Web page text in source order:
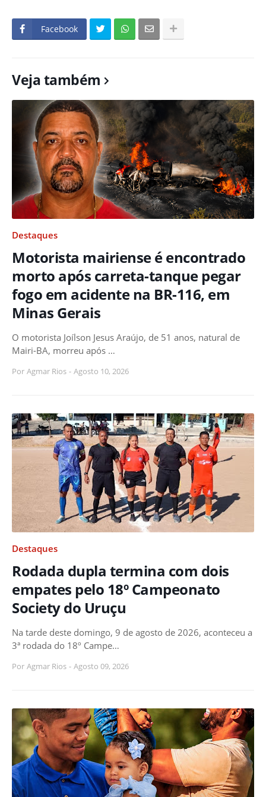
Facebook
Veja também
Destaques
Motorista mairiense é encontrado
morto após carreta-tanque pegar
fogo em acidente na BR-116, em
Minas Gerais
O motorista Joílson Jesus Araújo, de 51 anos, natural de
Mairi-BA, morreu após …
Por Agmar Rios - Agosto 10, 2026
Destaques
Rodada dupla termina com dois
empates pelo 18º Campeonato
Society do Uruçu
Na tarde deste domingo, 9 de agosto de 2026, aconteceu a
3ª rodada do 18º Campe…
Por Agmar Rios - Agosto 09, 2026